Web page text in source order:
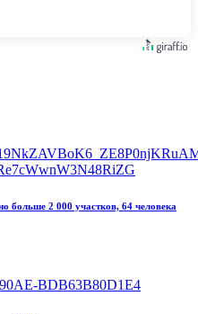
больше 2 000 участков, 64 человека